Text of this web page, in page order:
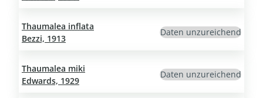
Thaumalea inflata
Bezzi, 1913
Daten unzureichend
Thaumalea miki
Edwards, 1929
Daten unzureichend